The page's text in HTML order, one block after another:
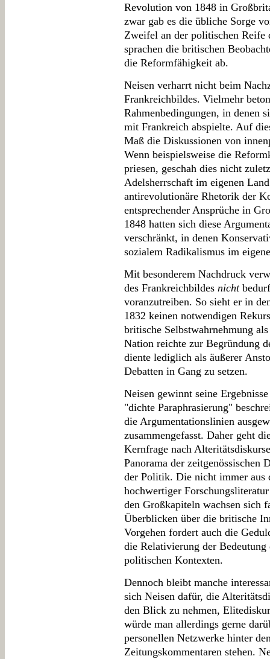
Revolution von 1848 in
zwar gab es die übliche Sorge
Zweifel an der politischen Reife
sprachen die britischen
die Reformfähigkeit ab.
Neisen verharrt nicht beim
Frankreichbildes. Vielmehr
Rahmenbedingungen, in denen
mit Frankreich abspielte. Auf
Maß die Diskussionen von
Wenn beispielsweise die
priesen, geschah dies nicht
Adelsherrschaft im eigenen
antirevolutionäre Rhetorik der
entsprechender Ansprüche in
1848 hatten sich diese
verschränkt, in denen
sozialem Radikalismus im
Mit besonderem Nachdruck
des Frankreichbildes nicht
voranzutreiben. So sieht er in
1832 keinen notwendigen
britische Selbstwahrnehmung
Nation reichte zur Begründung
diente lediglich als äußerer
Debatten in Gang zu setzen.
Neisen gewinnt seine
"dichte Paraphrasierung"
die Argumentationslinien
zusammengefasst. Daher geht
Kernfrage nach
Panorama der zeitgenössischen
der Politik. Die nicht immer aus
hochwertiger
den Großkapiteln wachsen sich
Überblicken über die britische
Vorgehen fordert auch die
die Relativierung der
politischen Kontexten.
Dennoch bleibt manche
sich Neisen dafür, die
den Blick zu nehmen,
würde man allerdings gerne
personellen Netzwerke hinter
Zeitungskommentaren stehen.